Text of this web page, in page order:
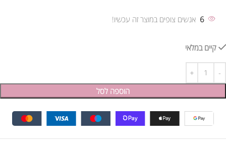
6 אנשים צופים במוצר זה עכשיו!
קיים במלאי
הוספה לסל